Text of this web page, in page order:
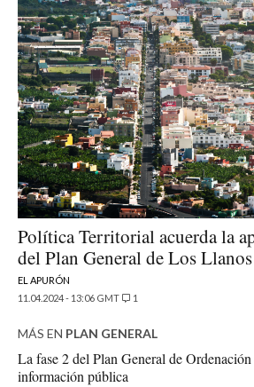
Política Territorial acuerda la
del Plan General de Los Llanos
EL APURÓN
11.04.2024 - 13:06 GMT
1
MÁS EN PLAN GENERAL
La fase 2 del Plan General de
información pública